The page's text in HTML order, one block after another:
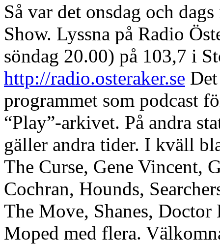
Så var det onsdag och
Show. Lyssna på Radio
söndag 20.00) på 103,7 i
http://radio.osteraker.se
programmet som podcast
“Play”-arkivet. På andra
gäller andra tider. I kväll
The Curse, Gene Vincent,
Cochran, Hounds,
The Move, Shanes, Doctor
Moped med flera.